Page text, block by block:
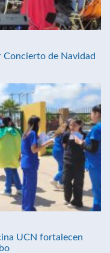
Concierto de Navidad
UCN fortalecen